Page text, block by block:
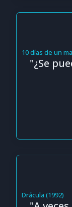
10 días de un
"¿Se
Drácula (1992)